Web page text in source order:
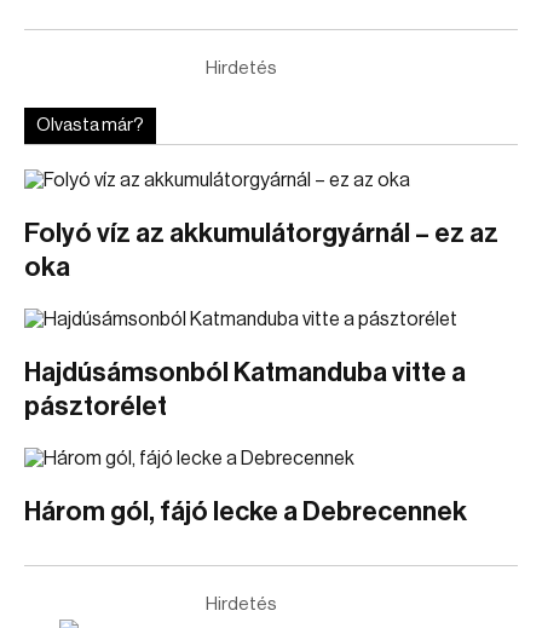
Hirdetés
Olvasta már?
Folyó víz az akkumulátorgyárnál – ez az
oka
Hajdúsámsonból Katmanduba vitte a
pásztorélet
Három gól, fájó lecke a Debrecennek
Hirdetés